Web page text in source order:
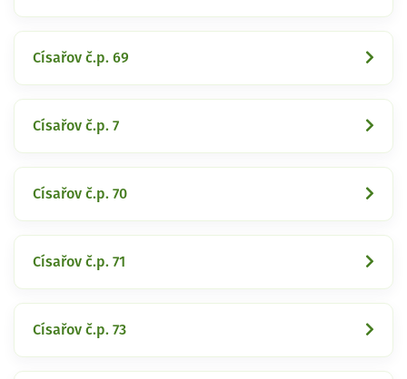
Císařov č.p. 69
Císařov č.p. 7
Císařov č.p. 70
Císařov č.p. 71
Císařov č.p. 73